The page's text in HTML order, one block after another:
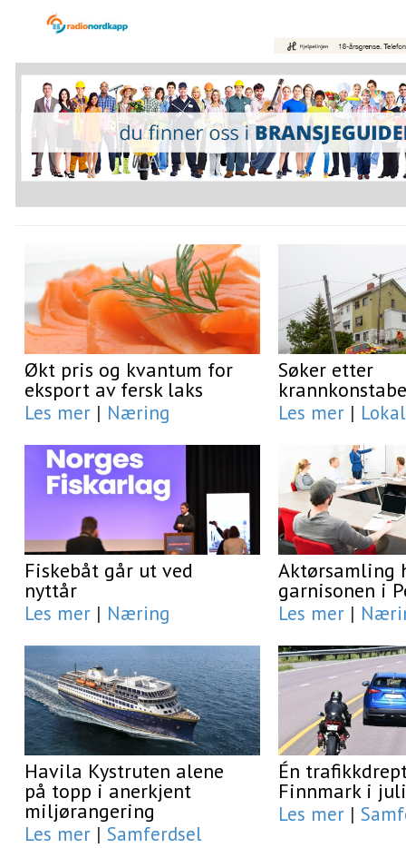
Økt pris og kvantum for
eksport av fersk laks
Les mer | Næring
Søker etter
Les mer | Lokal
Fiskebåt går ut ved
nyttår
Les mer | Næring
Aktørsamling
garnisonen i
Les mer |
Havila Kystruten alene
på topp i anerkjent
miljørangering
Les mer | Samferdsel
Én
Finnmark i juli
Les mer |